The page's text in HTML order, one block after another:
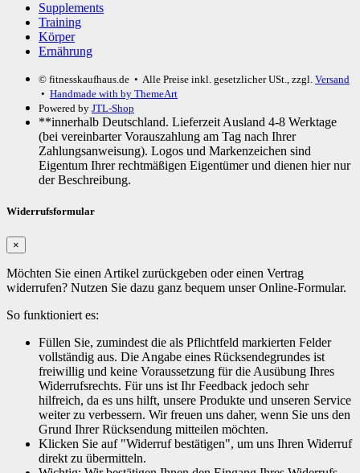
Supplements
Training
Körper
Ernährung
© fitnesskaufhaus.de • Alle Preise inkl. gesetzlicher USt., zzgl. Versand
• Handmade with by ThemeArt
Powered by JTL-Shop
**innerhalb Deutschland. Lieferzeit Ausland 4-8 Werktage
(bei vereinbarter Vorauszahlung am Tag nach Ihrer
Zahlungsanweisung). Logos und Markenzeichen sind
Eigentum Ihrer rechtmäßigen Eigentümer und dienen hier nur
der Beschreibung.
Widerrufsformular
×
Möchten Sie einen Artikel zurückgeben oder einen Vertrag
widerrufen? Nutzen Sie dazu ganz bequem unser Online-Formular.
So funktioniert es:
Füllen Sie, zumindest die als Pflichtfeld markierten Felder
vollständig aus. Die Angabe eines Rücksendegrundes ist
freiwillig und keine Voraussetzung für die Ausübung Ihres
Widerrufsrechts. Für uns ist Ihr Feedback jedoch sehr
hilfreich, da es uns hilft, unsere Produkte und unseren Service
weiter zu verbessern. Wir freuen uns daher, wenn Sie uns den
Grund Ihrer Rücksendung mitteilen möchten.
Klicken Sie auf "Widerruf bestätigen", um uns Ihren Widerruf
direkt zu übermitteln.